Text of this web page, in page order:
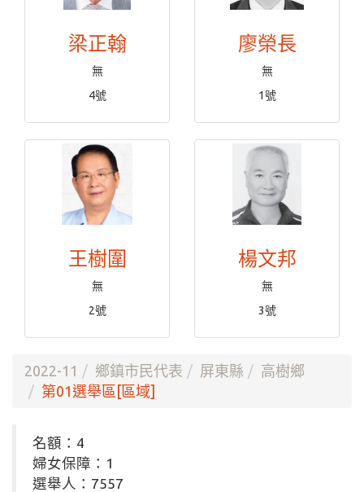
梁正翰
無
4號
廖榮長
無
1號
王樹圍
無
2號
楊文邦
無
3號
2022-11 鄉鎮市民代表 屏東縣
高樹鄉
第01選舉區[區域]
名額：4
婦女保障：1
選舉人：7557